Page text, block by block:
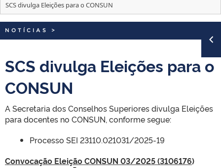
INTERNACIONAL
PORTARIAS
SCS divulga Eleições para o CONSUN
NOTÍCIAS >
SCS divulga Eleições para o
CONSUN
A Secretaria dos Conselhos Superiores divulga Eleições
para docentes no CONSUN, conforme segue:
Processo SEI 23110.021031/2025-19
Convocação Eleição CONSUN 03/2025 (3106176)